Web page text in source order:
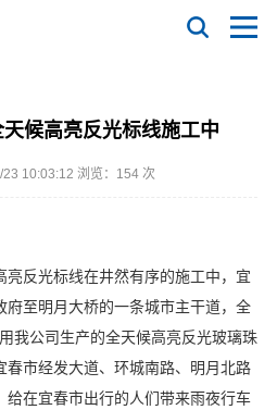
候高亮反光标线施工中
10:03:12 浏览： 154 次
反光标线在井然有序的施工中，宜
府至明月大桥的一条城市主干道，全
我公司生产的全天候高亮反光玻璃珠
春市经发大道、环城南路、明月北路
给在宜春市出行的人们带来雨夜行车